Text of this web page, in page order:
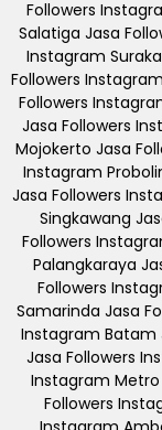
Followers
Salatiga Jasa
Instagram
Followers
Followers
Jasa Followers
Mojokerto Jasa
Instagram
Jasa Followers
Singkawang
Followers
Palangkaraya
Followers
Samarinda Jasa
Instagram Batam
Jasa Followers
Instagram
Followers